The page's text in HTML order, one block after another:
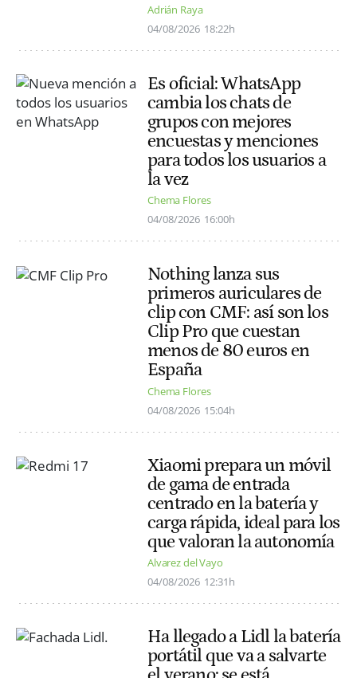
Adrián Raya
04/08/2026 18:22h
Es oficial: WhatsApp
cambia los chats de
grupos con mejores
encuestas y menciones
para todos los usuarios a
la vez
Chema Flores
04/08/2026 16:00h
Nothing lanza sus
primeros auriculares de
clip con CMF: así son los
Clip Pro que cuestan
menos de 80 euros en
España
Chema Flores
04/08/2026 15:04h
Xiaomi prepara un móvil
de gama de entrada
centrado en la batería y
carga rápida, ideal para los
que valoran la autonomía
Alvarez del Vayo
04/08/2026 12:31h
Ha llegado a Lidl la batería
portátil que va a salvarte